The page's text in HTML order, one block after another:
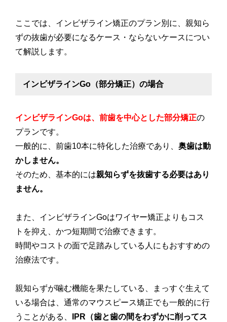
ここでは、インビザライン矯正のプラン別に、親知ら
ずの抜歯が必要になるケース・ならないケースについ
て解説します。
インビザラインGo（部分矯正）の場合
インビザラインGoは、前歯を中心とした部分矯正の
プランです。
一般的に、前歯10本に特化した治療であり、奥歯は動
かしません。
そのため、基本的には親知らずを抜歯する必要はあり
ません。
また、インビザラインGoはワイヤー矯正よりもコス
トを抑え、かつ短期間で治療できます。
時間やコストの面で足踏みしている人にもおすすめの
治療法です。
親知らずが噛む機能を果たしている、まっすぐ生えて
いる場合は、通常のマウスピース矯正でも一般的に行
うことがある、
IPR（歯と歯の間をわずかに削ってス